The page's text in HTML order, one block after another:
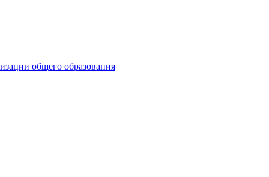
общего образования